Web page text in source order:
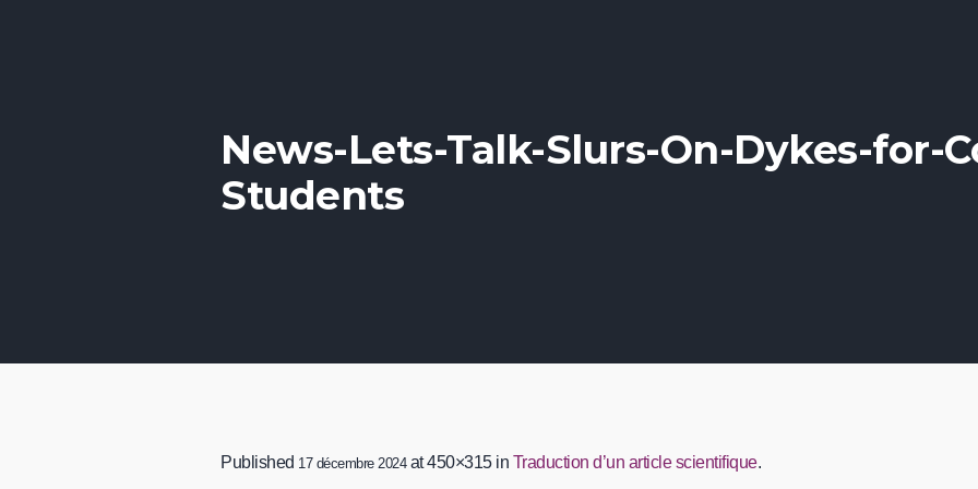
News-Lets-Talk-Slurs-On-Dykes-for-
Students
Published 17 décembre 2024at 450×315 in Traduction d’un article scientifique.